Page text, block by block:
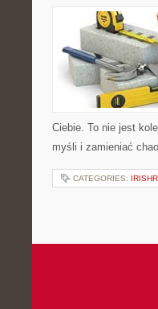
Ciebie. To nie jest
myśli i zamieniać
CATEGORIES: